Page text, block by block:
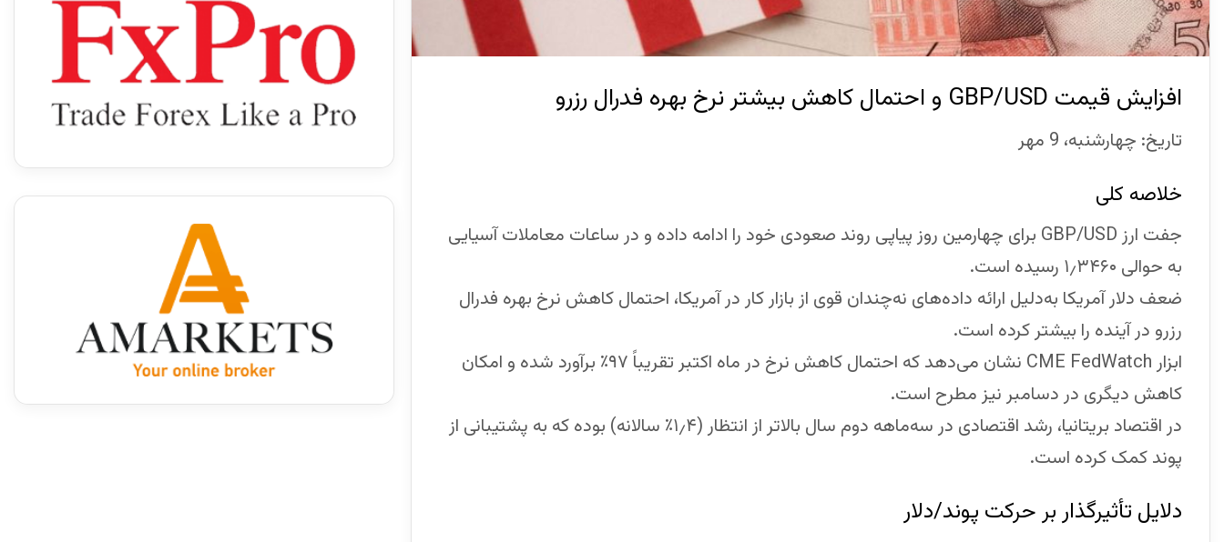
افزایش قیمت GBP/USD و احتمال کاهش بیشتر نرخ بهره فدرال رزرو
تاریخ: چهارشنبه، 9 مهر
خلاصه کلی
جفت ارز GBP/USD برای چهارمین روز پیاپی روند صعودی خود را ادامه داده و در ساعات معاملات آسیایی
به حوالی ۱٫۳۴۶۰ رسیده است.
ضعف دلار آمریکا به‌دلیل ارائه داده‌های نه‌چندان قوی از بازار کار در آمریکا، احتمال کاهش نرخ بهره فدرال
رزرو در آینده را بیشتر کرده است.
ابزار CME FedWatch نشان می‌دهد که احتمال کاهش نرخ در ماه اکتبر تقریباً ۹۷٪ برآورد شده و امکان
کاهش دیگری در دسامبر نیز مطرح است.
در اقتصاد بریتانیا، رشد اقتصادی در سه‌ماهه دوم سال بالاتر از انتظار (۱٫۴٪ سالانه) بوده که به پشتیبانی از
پوند کمک کرده است.
دلایل تأثیرگذار بر حرکت پوند/دلار